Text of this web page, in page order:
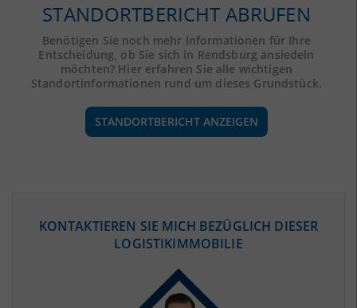
STANDORTBERICHT ABRUFEN
Benötigen Sie noch mehr Informationen für Ihre
Entscheidung, ob Sie sich in Rendsburg ansiedeln
möchten? Hier erfahren Sie alle wichtigen
Standortinformationen rund um dieses Grundstück.
STANDORTBERICHT ANZEIGEN
(STAND: 12/2019)
KONTAKTIEREN SIE MICH BEZÜGLICH DIESER
LOGISTIKIMMOBILIE